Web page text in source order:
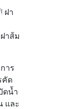
ฝา
าส้ม
าร
คัด
ดน้ำ
และ